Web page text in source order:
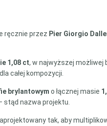
ręcznie przez Pier Giorgio
1,08 ct, w najwyższej możliwej
całej kompozycji.
brylantowym o łącznej masie
stąd nazwa projektu.
tak, aby